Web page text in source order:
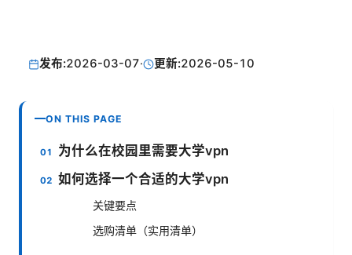
发布:2026-03-07· 更新:2026-05-10
ON THIS PAGE
为什么在校园里需要大学vpn
如何选择一个合适的大学vpn
关键要点
选购清单（实用清单）